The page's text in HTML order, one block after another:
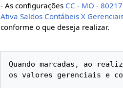
- As configurações CC - MO -
Ativa Saldos Contábeis X
conforme o que deseja realizar.
Quando marcadas, ao